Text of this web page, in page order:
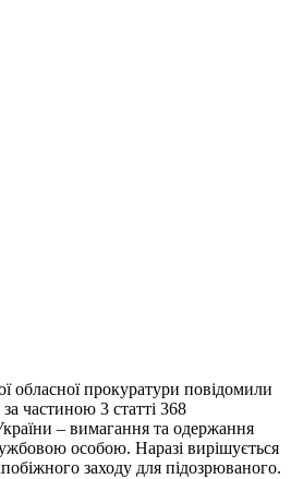
обласної прокуратури повідомили
частиною 3 статті 368
– вимагання та одержання
особою. Наразі вирішується
заходу для підозрюваного.